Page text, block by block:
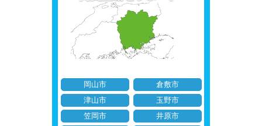
岡山市
倉敷市
津山市
玉野市
笠岡市
井原市